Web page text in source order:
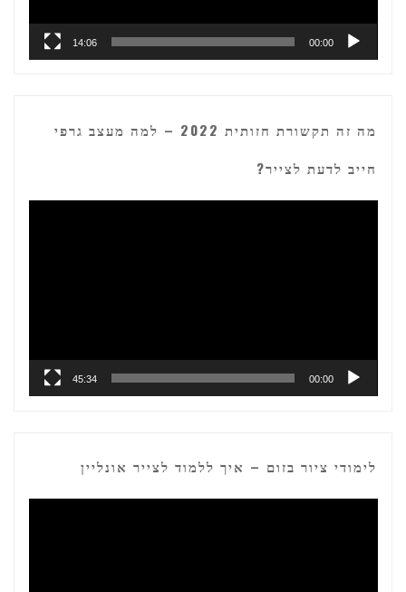
00:00
14:06
מה זה תקשורת חזותית 2022 – למה מעצב גרפי
חייב לדעת לצייר?
00:00
45:34
לימודי ציור בזום – איך ללמוד לצייר אונליין